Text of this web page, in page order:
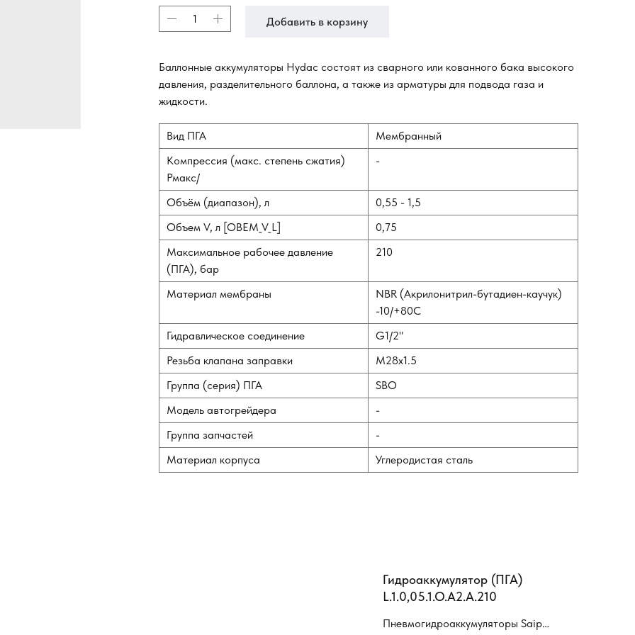
Добавить в корзину
Баллонные аккумуляторы Hydac состоят из сварного или кованного бака высокого
давления, разделительного баллона, а также из арматуры для подвода газа и
жидкости.
Вид ПГА
Мембранный
Компрессия (макс. степень сжатия)
Рмакс/
-
Объём (диапазон), л
0,55 - 1,5
Объем V, л [OBEM_V_L]
0,75
Максимальное рабочее давление
(ПГА), бар
210
Материал мембраны
NBR (Акрилонитрил-бутадиен-каучук)
-10/+80C
Гидравлическое соединение
G1/2"
Резьба клапана заправки
M28х1.5
Группа (серия) ПГА
SBO
Модель автогрейдера
-
Группа запчастей
-
Материал корпуса
Углеродистая сталь
Гидроаккумулятор (ПГА)
L.1.0,05.1.O.A2.A.210
Пневмогидроаккумуляторы Saip